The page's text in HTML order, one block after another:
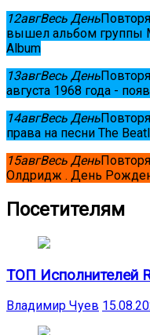
12авгВесь День
вышел альбом группы
Album
13авгВесь День
августа 1968 года -
14авгВесь День
права на песни The
15авгВесь День
Олдридж . День
Посетителям
ТОП Исполнителей
Владимир Чуев